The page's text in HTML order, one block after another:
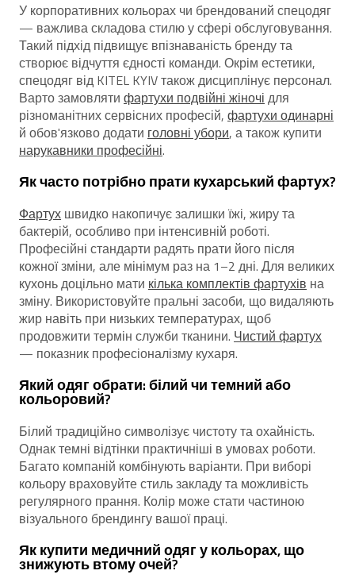
У корпоративних кольорах чи брендований спецодяг
— важлива складова стилю у сфері обслуговування.
Такий підхід підвищує впізнаваність бренду та
створює відчуття єдності команди. Окрім естетики,
спецодяг від KITEL KYIV також дисциплінує персонал.
Варто замовляти фартухи подвійні жіночі для
різноманітних сервісних професій, фартухи одинарні
й обов'язково додати головні убори, а також купити
нарукавники професійні.
Як часто потрібно прати кухарський фартух?
Фартух швидко накопичує залишки їжі, жиру та
бактерій, особливо при інтенсивній роботі.
Професійні стандарти радять прати його після
кожної зміни, але мінімум раз на 1–2 дні. Для великих
кухонь доцільно мати кілька комплектів фартухів на
зміну. Використовуйте пральні засоби, що видаляють
жир навіть при низьких температурах, щоб
продовжити термін служби тканини. Чистий фартух
— показник професіоналізму кухаря.
Який одяг обрати: білий чи темний або
кольоровий?
Білий традиційно символізує чистоту та охайність.
Однак темні відтінки практичніші в умовах роботи.
Багато компаній комбінують варіанти. При виборі
кольору враховуйте стиль закладу та можливість
регулярного прання. Колір може стати частиною
візуального брендингу вашої праці.
Як купити медичний одяг у кольорах, що
знижують втому очей?